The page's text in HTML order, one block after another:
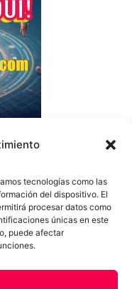
tecnologías como las
del dispositivo. El
procesar datos como
únicas en este
puede afectar